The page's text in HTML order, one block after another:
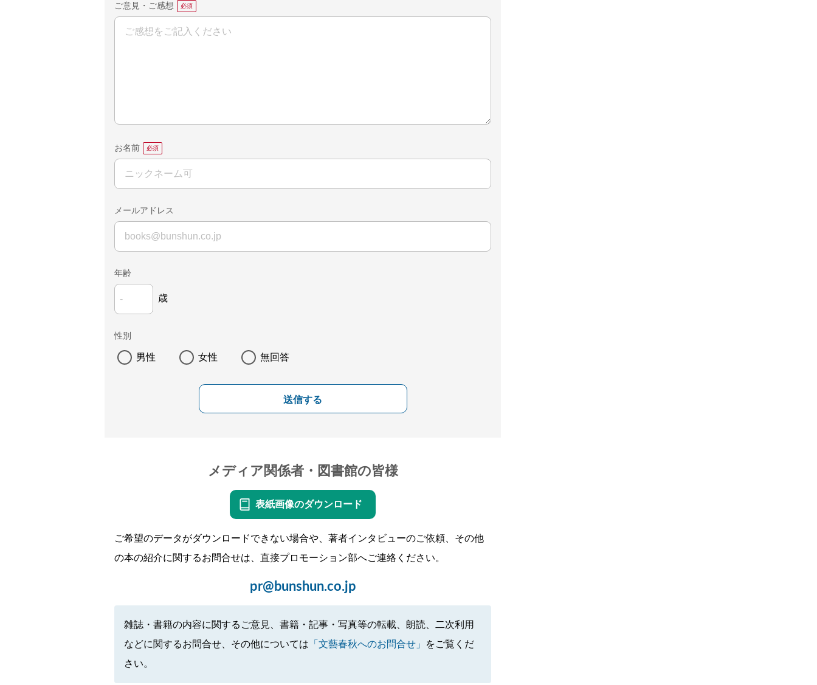
ご意見・ご感想
お名前
メールアドレス
年齢
歳
性別
男性 女性 無回答
送信する
メディア関係者・図書館の皆様
表紙画像のダウンロード
ご希望のデータがダウンロードできない場合や、著者インタビューのご依頼、その他
の本の紹介に関するお問合せは、直接プロモーション部へご連絡ください。
pr@bunshun.co.jp
雑誌・書籍の内容に関するご意見、書籍・記事・写真等の転載、朗読、二次利用
などに関するお問合せ、その他については 「文藝春秋へのお問合せ」
をご覧くだ
さい。